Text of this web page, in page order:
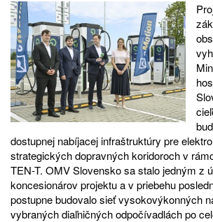
dostupnej nabíjacej infraštruktúry pre
strategických dopravných koridoroch v
TEN-T. OMV Slovensko sa stalo jedným z
koncesionárov projektu a v priebehu
postupne budovalo sieť vysokovýkonných
vybraných diaľničných odpočívadlách po